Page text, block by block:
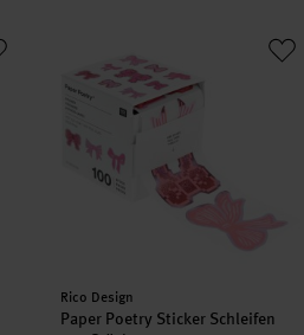
Hersteller:
Rico Design
Paper Poetry Sticker Schleifen